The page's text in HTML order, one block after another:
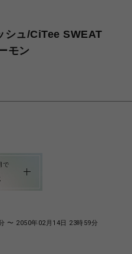
シュ/CiTee SWEAT
モン
で
〜 2050年02月14日 23時59分